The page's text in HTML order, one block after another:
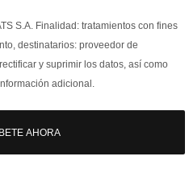
S.A. Finalidad: tratamientos con fines
destinatarios: proveedor de
y suprimir los datos, así como
adicional.
AHORA